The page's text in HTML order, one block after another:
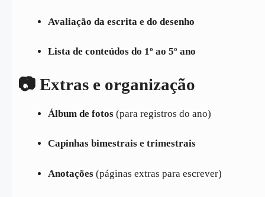
Avaliação da escrita e do desenho
Lista de conteúdos do 1º ao 5º ano
📷 Extras e organização
Álbum de fotos (para registros do ano)
Capinhas bimestrais e trimestrais
Anotações (páginas extras para escrever)